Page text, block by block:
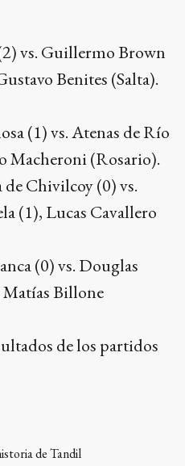
vs. Guillermo Brown
Benites (Salta).
(1) vs. Atenas de Río
Macheroni (Rosario).
Chivilcoy (0) vs.
(1), Lucas Cavallero
(0) vs. Douglas
Billone
de los partidos
de Tandil